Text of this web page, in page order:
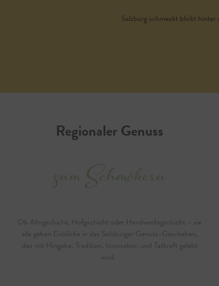
Salzburg schmeckt blickt hinter
Regionaler Genuss
zum Schmökern
Ob Almgschicht, Hofgschicht oder Handwerksgschicht – sie
alle geben Einblicke in das Salzburger Genuss-Geschehen,
das mit Hingabe, Tradition, Innovation und Tatkraft gelebt
wird.